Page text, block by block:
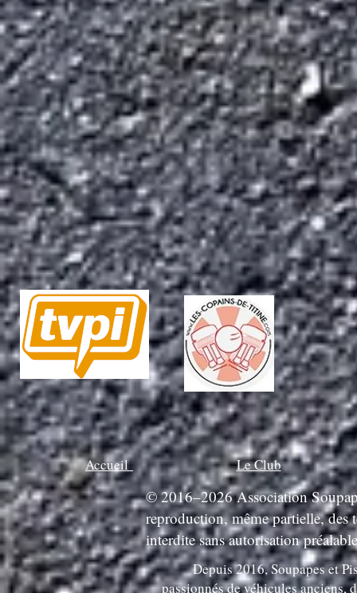
Accueil Le Club
© 2016–2026 Association
reproduction, même partielle, des
interdite sans autorisation
Depuis 2016, Soupapes et
passionnés de véhicules anciens,